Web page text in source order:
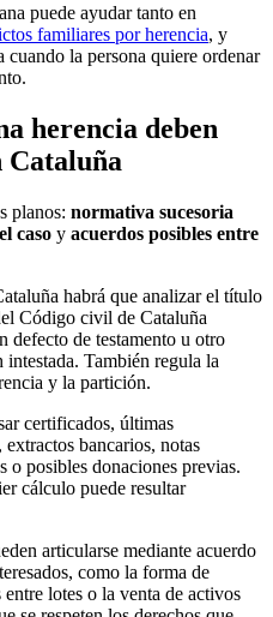
puede ayudar tanto en
familiares por herencia, y
la persona quiere ordenar
herencia deben
Cataluña
planos: normativa sucesoria
caso y acuerdos posibles entre
habrá que analizar el título
Código civil de Cataluña
defecto de testamento u otro
También regula la
y la partición.
certificados, últimas
bancarios, notas
o posibles donaciones previas.
cálculo puede resultar
articularse mediante acuerdo
como la forma de
lotes o la venta de activos